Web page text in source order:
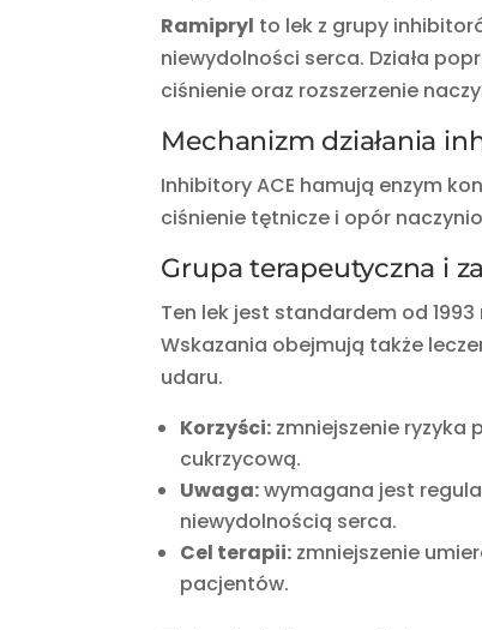
Ramipryl to lek z grupy
niewydolności serca. Działa
ciśnienie oraz rozszerzenie
Mechanizm działania
Inhibitory ACE hamują enzym
ciśnienie tętnicze i opór
Grupa terapeutyczna i
Ten lek jest standardem od
Wskazania obejmują także
udaru.
Korzyści: zmniejszenie ryzyka
cukrzycową.
Uwaga:wymagana jest
niewydolnością serca.
Cel terapii: zmniejszenie
pacjentów.